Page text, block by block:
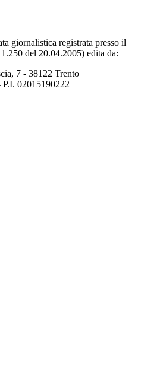
giornalistica registrata presso il
del 20.04.2005) edita da:
7 - 38122 Trento
02015190222